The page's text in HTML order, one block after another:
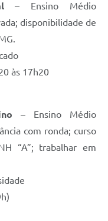
– Ensino Médio
disponibilidade de
às 17h20
– Ensino Médio
com ronda; curso
“A”; trabalhar em